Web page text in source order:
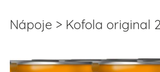
Nápoje Kofola original